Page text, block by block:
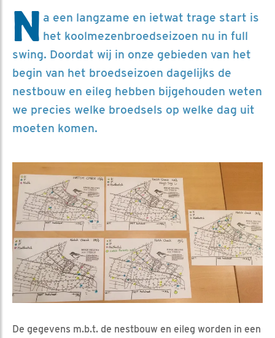
N a een langzame en ietwat trage start is
het koolmezenbroedseizoen nu in full
swing. Doordat wij in onze gebieden van het
begin van het broedseizoen dagelijks de
nestbouw en eileg hebben bijgehouden weten
we precies welke broedsels op welke dag uit
moeten komen.
De gegevens m.b.t. de nestbouw en eileg worden in een